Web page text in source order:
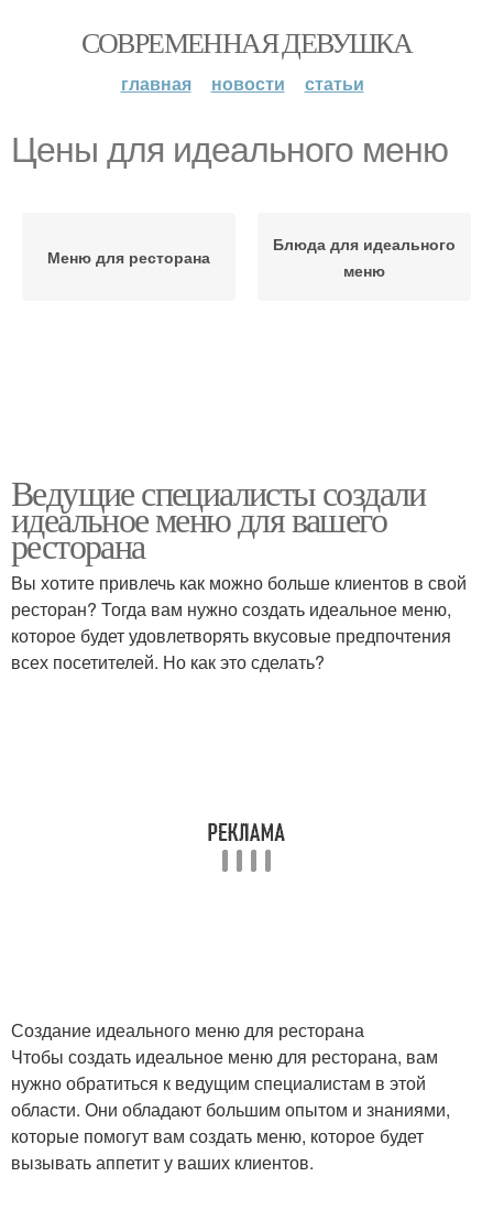
СОВРЕМЕННАЯ ДЕВУШКА
главная новости статьи
Цены для идеального меню
Меню для ресторана
Блюда для идеального
меню
Ведущие специалисты создали
идеальное меню для вашего
ресторана
Вы хотите привлечь как можно больше клиентов в свой
ресторан? Тогда вам нужно создать идеальное меню,
которое будет удовлетворять вкусовые предпочтения
всех посетителей. Но как это сделать?
Создание идеального меню для ресторана
Чтобы создать идеальное меню для ресторана, вам
нужно обратиться к ведущим специалистам в этой
области. Они обладают большим опытом и знаниями,
которые помогут вам создать меню, которое будет
вызывать аппетит у ваших клиентов.